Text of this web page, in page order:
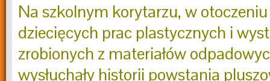
Na szkolnym korytarzu, w
dziecięcych prac plastycznych i
zrobionych z materiałów
wysłuchały historii powstania